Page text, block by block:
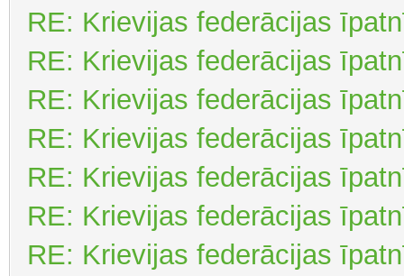
RE: Krievijas federācijas
RE: Krievijas federācijas
RE: Krievijas federācijas
RE: Krievijas federācijas
RE: Krievijas federācijas
RE: Krievijas federācijas
RE: Krievijas federācijas